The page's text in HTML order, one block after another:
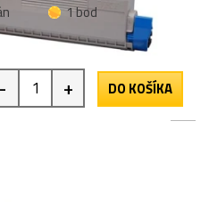
1 bod
- + DO KOŠÍKA